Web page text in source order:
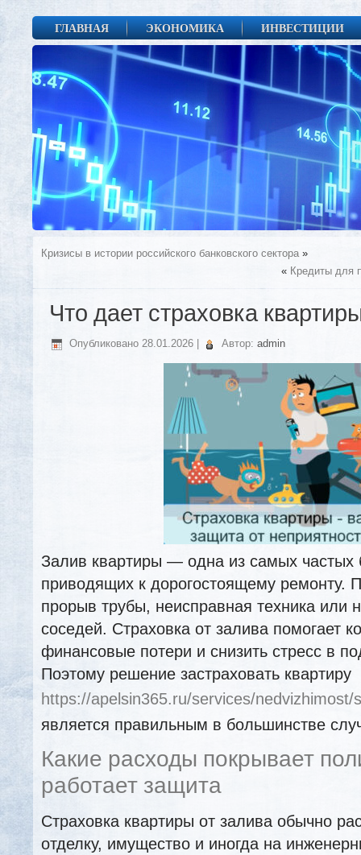
ГЛАВНАЯ ЭКОНОМИКА ИНВЕСТИЦИИ
Кризисы в истории российского банковского сектора»
« Кредиты для
Что дает страховка
Опубликовано 28.01.2026 Автор: admin
Залив квартиры — одна из самых частых
приводящих к дорогостоящему ремонту.
прорыв трубы, неисправная техника или
соседей. Страховка от залива помогает
финансовые потери и снизить стресс в
Поэтому решение застраховать квартиру
https://apelsin365.ru/services/nedvizhimost/
является правильным в большинстве
Какие расходы покрывает
работает защита
Страховка квартиры от залива обычно
отделку, имущество и иногда на